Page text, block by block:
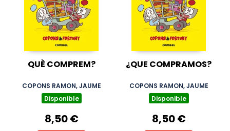
QUÈ COMPREM?
COPONS RAMON, JAUME
Disponible
8,50 €
¿QUE COMPRAMOS?
COPONS RAMON, JAUME
Disponible
8,50 €